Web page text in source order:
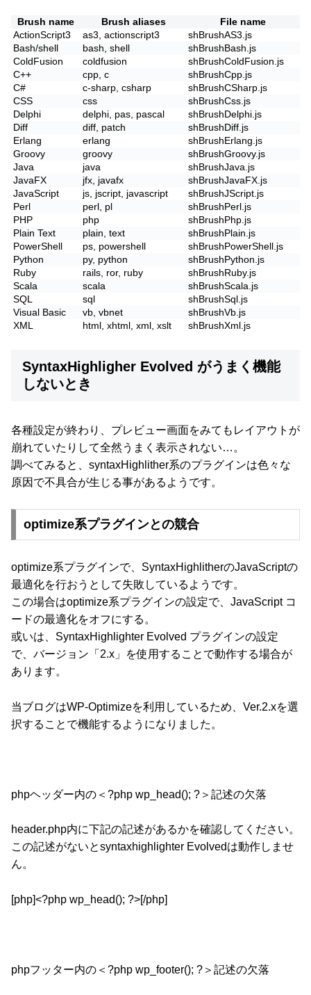
Brush name Brush aliases
File name
ActionScript3
as3, actionscript3
shBrushAS3.js
Bash/shell
bash, shell
shBrushBash.js
ColdFusion
coldfusion
shBrushColdFusion.js
C++
cpp, c
shBrushCpp.js
C#
c-sharp, csharp
shBrushCSharp.js
CSS
css
shBrushCss.js
Delphi
delphi, pas, pascal
shBrushDelphi.js
Diff
diff, patch
shBrushDiff.js
Erlang
erlang
shBrushErlang.js
Groovy
groovy
shBrushGroovy.js
Java
java
shBrushJava.js
JavaFX
jfx, javafx
shBrushJavaFX.js
JavaScript
js, jscript, javascript
shBrushJScript.js
Perl
perl, pl
shBrushPerl.js
PHP
php
shBrushPhp.js
Plain Text
plain, text
shBrushPlain.js
PowerShell
ps, powershell
shBrushPowerShell.js
Python
py, python
shBrushPython.js
Ruby
rails, ror, ruby
shBrushRuby.js
Scala
scala
shBrushScala.js
SQL
sql
shBrushSql.js
Visual Basic
vb, vbnet
shBrushVb.js
XML
html, xhtml, xml, xslt shBrushXml.js
SyntaxHighligher Evolved がうまく機能
しないとき
各種設定が終わり、プレビュー画面をみてもレイアウトが
崩れていたりして全然うまく表示されない…。
調べてみると、syntaxHighlither系のプラグインは色々な
原因で不具合が生じる事があるようです。
optimize系プラグインとの競合
optimize系プラグインで、SyntaxHighlitherのJavaScriptの
最適化を行おうとして失敗しているようです。
この場合はoptimize系プラグインの設定で、JavaScript コ
ードの最適化をオフにする。
或いは、SyntaxHighlighter Evolved プラグインの設定
で、バージョン「2.x」を使用することで動作する場合が
あります。
当ブログはWP-Optimizeを利用しているため、Ver.2.xを選
択することで機能するようになりました。
phpヘッダー内の ＜?php wp_head(); ?＞記述の欠落
header.php内に下記の記述があるかを確認してください。
この記述がないとsyntaxhighlighter Evolvedは動作しませ
ん。
[php]<?php wp_head(); ?>[/php]
phpフッター内の ＜?php wp_footer(); ?＞記述の欠落